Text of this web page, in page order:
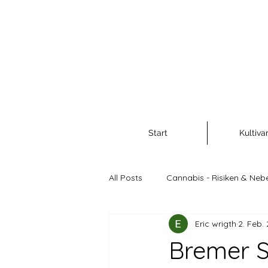
Start
All Posts Cannabis - Risiken &
Cannabis als Rohstoff und
Bremer
Eric wrigth 2. Feb.